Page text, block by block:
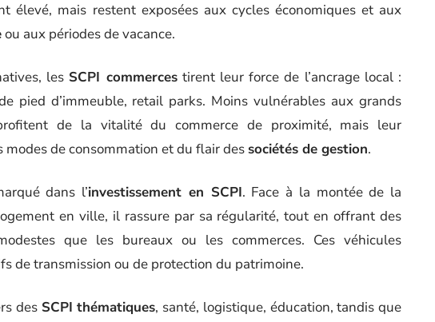
élevé, mais restent exposées aux cycles économiques et aux
ou aux périodes de vacance.
les SCPI commercestirent leur force de l’ancrage local :
pied d’immeuble, retail parks. Moins vulnérables aux grands
de la vitalité du commerce de proximité, mais leur
de consommation et du flair des sociétés de gestion.
dans l’investissement en SCPI. Face à la montée de la
en ville, il rassure par sa régularité, tout en offrant des
que les bureaux ou les commerces. Ces véhicules
de transmission ou de protection du patrimoine.
des SCPI thématiques, santé, logistique, éducation, tandis que